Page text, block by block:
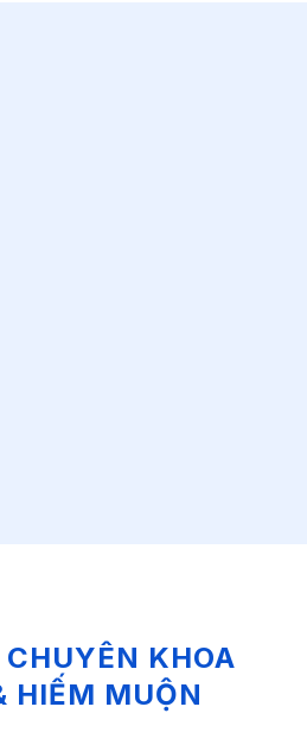
KHOA
HIẾM MUỘN